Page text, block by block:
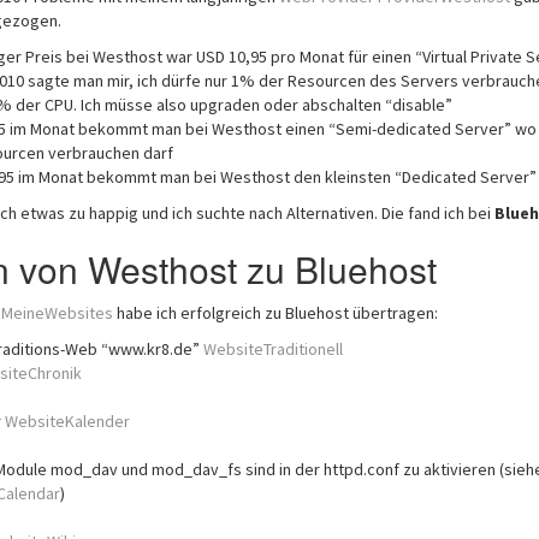
Preis bei Westhost war USD 10,95 pro Monat für einen “Virtual Private
sagte man mir, ich dürfe nur 1% der Resourcen des Servers
der CPU. Ich müsse also upgraden oder abschalten “disable”
im Monat bekommt man bei Westhost einen “Semi-dedicated Server” wo
verbrauchen darf
im Monat bekommt man bei Westhost den kleinsten “Dedicated Server”
etwas zu happig und ich suchte nach Alternativen. Die fand ich bei
von Westhost zu Bluehost
MeineWebsites habe ich erfolgreich zu Bluehost übertragen:
Web “www.kr8.de” WebsiteTraditionell
WebsiteKalender
mod_dav und mod_dav_fs sind in der httpd.conf zu aktivieren
)